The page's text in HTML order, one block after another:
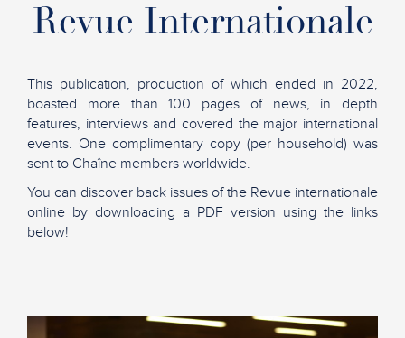
Revue Internationale
This publication, production of which ended in 2022,
boasted more than 100 pages of news, in depth
features, interviews and covered the major international
events. One complimentary copy (per household) was
sent to Chaîne members worldwide.
You can discover back issues of the Revue internationale
online by downloading a PDF version using the links
below!